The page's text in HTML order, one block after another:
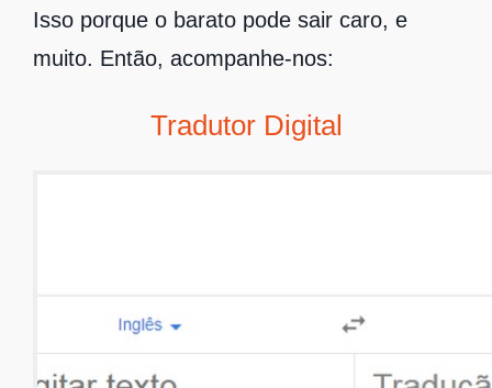
Isso porque o barato pode sair caro, e
muito. Então, acompanhe-nos:
Tradutor Digital